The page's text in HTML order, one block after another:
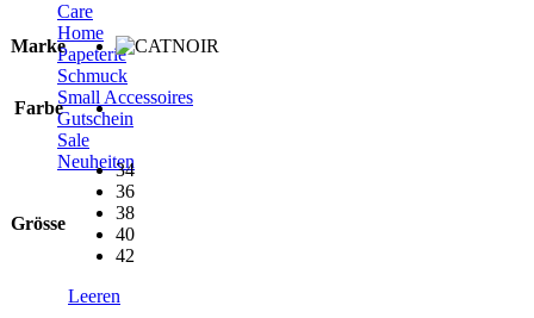
Care
Home
Papeterie
Schmuck
Small Accessoires
Gutschein
Sale
Neuheiten
Marke
Farbe
Grösse
34
36
38
40
42
Leeren